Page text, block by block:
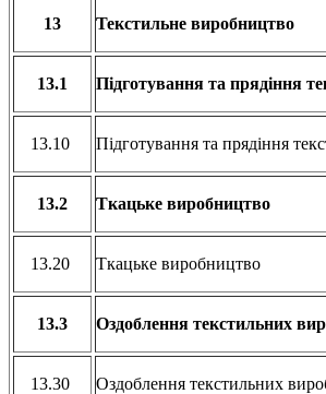
13 Текстильне виробництво
13.1 Підготування та прядіння
13.10 Підготування та прядіння
13.2 Ткацьке виробництво
13.20 Ткацьке виробництво
13.3 Оздоблення текстильних
13.30 Оздоблення текстильних